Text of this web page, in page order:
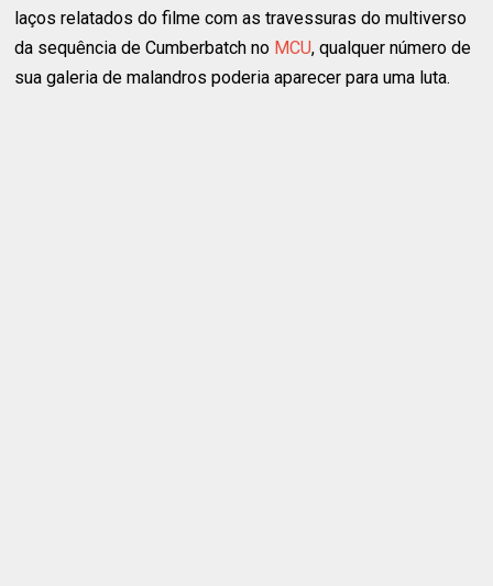
laços relatados do filme com as travessuras do multiverso
da sequência de Cumberbatch no MCU, qualquer número de
sua galeria de malandros poderia aparecer para uma luta.